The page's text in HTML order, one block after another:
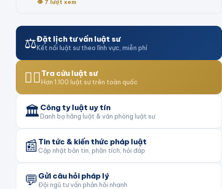
Nghị quyết số 05/2026/NQ-HĐND của Hội đồng nhân
👁 7 lượt xem
⚖️Đặt lịch tư vấn luật sư
Kết nối luật sư theo lĩnh vực, miễn phí
👨‍⚖️Tra cứu luật sư
Hơn 1.100 luật sư trên toàn quốc
🏛️Công ty luật uy tín
Danh bạ hãng luật & văn phòng luật sư
📰 Tin tức & kiến thức pháp luật
Cập nhật bản tin, phân tích, hỏi đáp
💬 Gửi câu hỏi pháp lý
Đội ngũ tư vấn phản hồi nhanh